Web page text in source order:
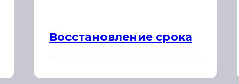
Восстановление срока